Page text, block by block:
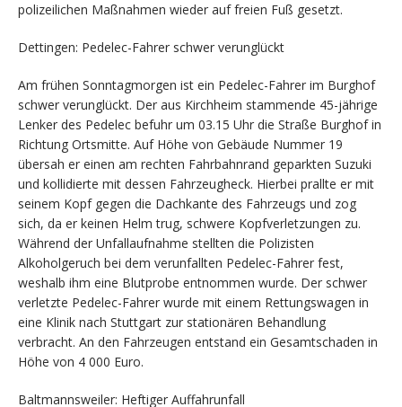
polizeilichen Maßnahmen wieder auf freien Fuß gesetzt.
Dettingen: Pedelec-Fahrer schwer verunglückt
Am frühen Sonntagmorgen ist ein Pedelec-Fahrer im Burghof
schwer verunglückt. Der aus Kirchheim stammende 45-jährige
Lenker des Pedelec befuhr um 03.15 Uhr die Straße Burghof in
Richtung Ortsmitte. Auf Höhe von Gebäude Nummer 19
übersah er einen am rechten Fahrbahnrand geparkten Suzuki
und kollidierte mit dessen Fahrzeugheck. Hierbei prallte er mit
seinem Kopf gegen die Dachkante des Fahrzeugs und zog
sich, da er keinen Helm trug, schwere Kopfverletzungen zu.
Während der Unfallaufnahme stellten die Polizisten
Alkoholgeruch bei dem verunfallten Pedelec-Fahrer fest,
weshalb ihm eine Blutprobe entnommen wurde. Der schwer
verletzte Pedelec-Fahrer wurde mit einem Rettungswagen in
eine Klinik nach Stuttgart zur stationären Behandlung
verbracht. An den Fahrzeugen entstand ein Gesamtschaden in
Höhe von 4 000 Euro.
Baltmannsweiler: Heftiger Auffahrunfall